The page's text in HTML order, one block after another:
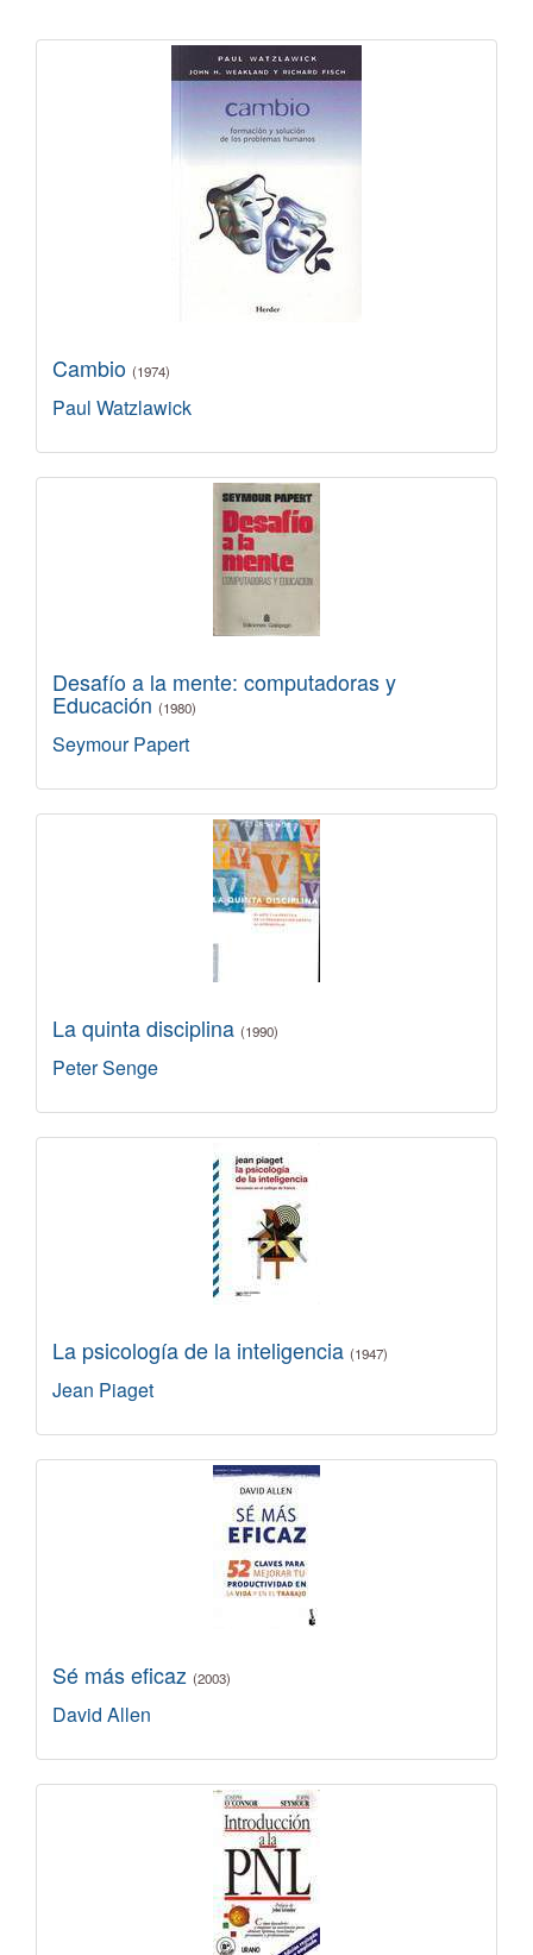
Cambio (1974)
Paul Watzlawick
Desafío a la mente: computadoras y
Educación (1980)
Seymour Papert
La quinta disciplina (1990)
Peter Senge
La psicología de la inteligencia (1947)
Jean Piaget
Sé más eficaz (2003)
David Allen